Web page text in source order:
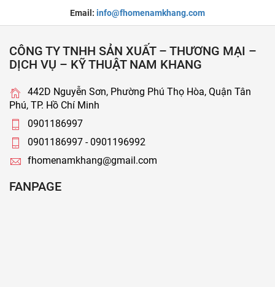
Email: info@fhomenamkhang.com
CÔNG TY TNHH SẢN XUẤT – THƯƠNG MẠI –
DỊCH VỤ – KỸ THUẬT NAM KHANG
442D Nguyễn Sơn, Phường Phú Thọ Hòa, Quận Tân
Phú, TP. Hồ Chí Minh
0901186997
0901186997 - 0901196992
fhomenamkhang@gmail.com
FANPAGE